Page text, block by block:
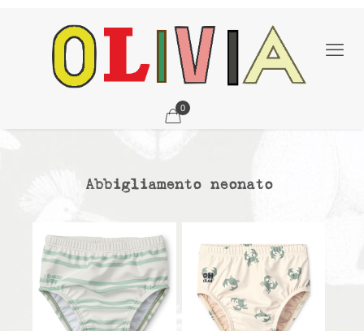
0
Abbigliamento neonato